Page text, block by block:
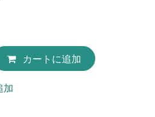
カートに追加
加